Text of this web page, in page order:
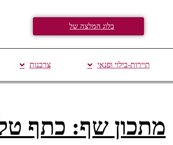
בלוג המלצה של
תיירות-בילוי ופנאי צרכנות
מתכון שף: כתף